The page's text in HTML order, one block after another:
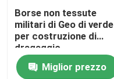
Borse non tessute
militari di Geo di verde
per costruzione di
dragaggio
Miglior prezzo